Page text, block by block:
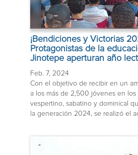
¡Bendiciones y Victorias
Protagonistas de la
Jinotepe aperturan año
Feb. 7, 2024
Con el objetivo de recibir en un
a los más de 2,500 jóvenes en los
vespertino, sabatino y dominical
la generación 2024, se realizó el